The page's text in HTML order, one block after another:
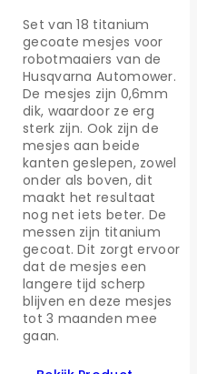
Set van 18 titanium
gecoate mesjes voor
robotmaaiers van de
Husqvarna Automower.
De mesjes zijn 0,6mm
dik, waardoor ze erg
sterk zijn. Ook zijn de
mesjes aan beide
kanten geslepen, zowel
onder als boven, dit
maakt het resultaat
nog net iets beter. De
messen zijn titanium
gecoat. Dit zorgt ervoor
dat de mesjes een
langere tijd scherp
blijven en deze mesjes
tot 3 maanden mee
gaan.